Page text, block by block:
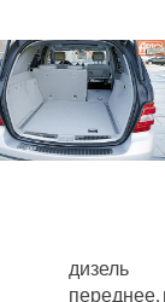
дизель
переднее,